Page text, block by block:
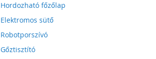
Hordozható főzőlap
Elektromos sütő
Robotporszívó
Gőztisztító